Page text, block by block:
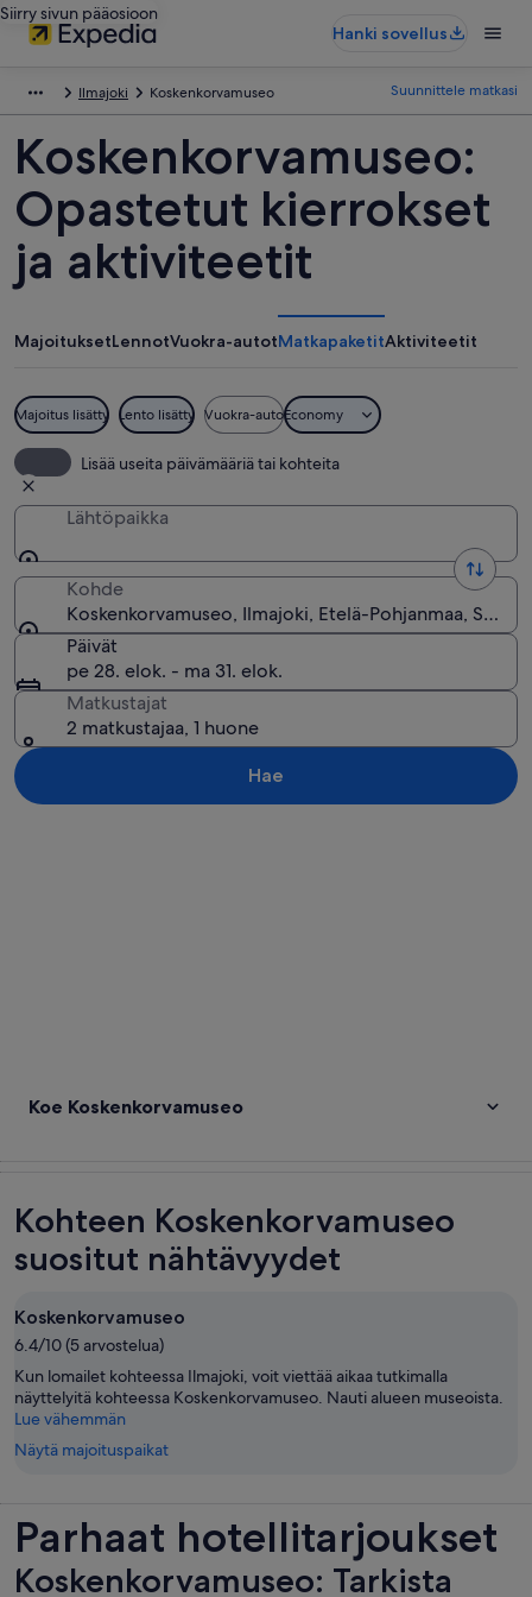
Siirry sivun pääosioon
Hanki sovellus
Ilmajoki Koskenkorvamuseo Suunnittele matkasi
Koskenkorvamuseo:
Opastetut kierrokset
ja aktiviteetit
MajoituksetLennotVuokra-autotMatkapaketitAktiviteetit
Majoitus lisätty Lento lisätty Vuokra-autoEconomy
Lisää useita päivämääriä tai kohteita
Lähtöpaikka
Kohde
Koskenkorvamuseo, Ilmajoki, Etelä-Pohjanmaa, Suomi
Päivät
pe 28. elok. - ma 31. elok.
Matkustajat
2 matkustajaa, 1 huone
Hae
Koe Koskenkorvamuseo
Kohteen Koskenkorvamuseo
suositut nähtävyydet
Koskenkorvamuseo
6.4/10 (5 arvostelua)
Kun lomailet kohteessa Ilmajoki, voit viettää aikaa tutkimalla
näyttelyitä kohteessa Koskenkorvamuseo. Nauti alueen museoista.
Lue vähemmän
Näytä majoituspaikat
Parhaat hotellitarjoukset
Koskenkorvamuseo: Tarkista